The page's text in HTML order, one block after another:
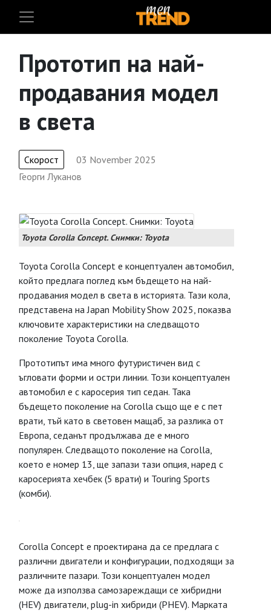
Прототип на най-
продавания модел
в света
Скорост
03 November 2025
Георги Луканов
Toyota Corolla Concept. Снимки: Toyota
Toyota Corolla Concept е концептуален автомобил,
който предлага поглед към бъдещето на най-
продавания модел в света в историята. Тази кола,
представена на Japan Mobility Show 2025, показва
ключовите характеристики на следващото
поколение Toyota Corolla.
Прототипът има много футуристичен вид с
ъгловати форми и остри линии. Този концептуален
автомобил е с каросерия тип седан. Така
бъдещето поколение на Corolla също ще е с пет
врати, тъй като в световен мащаб, за разлика от
Европа, седанът продължава де е много
популярен. Следващото поколение на Corolla,
което е номер 13, ще запази тази опция, наред с
каросерията хечбек (5 врати) и Touring Sports
(комби).
Corolla Concept е проектирана да се предлага с
различни двигатели и конфигурации, подходящи за
различните пазари. Този концептуален модел
може да използва самозареждащи се хибридни
(HEV) двигатели, plug-in хибриди (PHEV). Марката